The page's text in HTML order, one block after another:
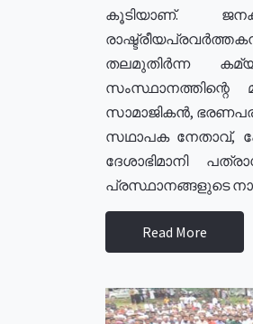
കൂടിയാണ്.
തലമുതിർന്ന
സംസ്ഥാനത്തിന്റെ
സാമാജികൻ,
സഥാപക നേതാവ്,
ദേശാഭിമാനി
പ്രസ്ഥാനങ്ങളുടെ
Read More